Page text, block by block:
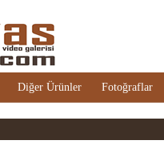
Diğer Ürünler Fotoğraflar